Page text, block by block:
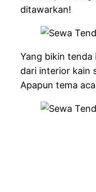
ditawarkan!
Yang bikin tenda
dari interior kain
Apapun tema